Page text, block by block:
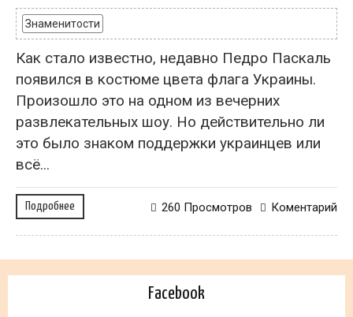
Знаменитости
Как стало известно, недавно Педро Паскаль
появился в костюме цвета флага Украины.
Произошло это на одном из вечерних
развлекательных шоу. Но действительно ли
это было знаком поддержки украинцев или
всё...
Подробнее Коментарий
260 Просмотров
Facebook